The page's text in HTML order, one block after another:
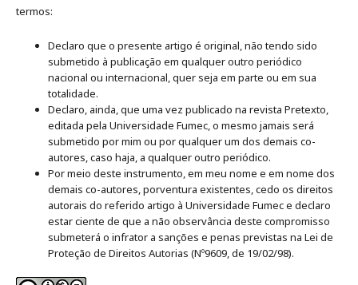
termos:
Declaro que o presente artigo é original, não tendo sido
submetido à publicação em qualquer outro periódico
nacional ou internacional, quer seja em parte ou em sua
totalidade.
Declaro, ainda, que uma vez publicado na revista Pretexto,
editada pela Universidade Fumec, o mesmo jamais será
submetido por mim ou por qualquer um dos demais co-
autores, caso haja, a qualquer outro periódico.
Por meio deste instrumento, em meu nome e em nome dos
demais co-autores, porventura existentes, cedo os direitos
autorais do referido artigo à Universidade Fumec e declaro
estar ciente de que a não observância deste compromisso
submeterá o infrator a sanções e penas previstas na Lei de
Proteção de Direitos Autorias (Nº9609, de 19/02/98).